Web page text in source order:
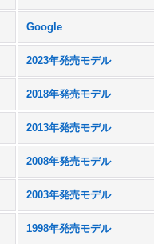
Google
2023年発売モデル
2018年発売モデル
2013年発売モデル
2008年発売モデル
2003年発売モデル
1998年発売モデル